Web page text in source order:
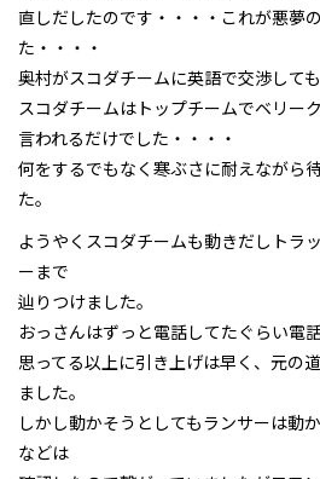
直しだしたのです・・・・これが悪夢
た・・・・
奥村がスコダチームに英語で交渉しても
スコダチームはトップチームでベリー
言われるだけでした・・・・
何をするでもなく寒ぶさに耐えながら
た。
ようやくスコダチームも動きだしトラ
ーまで
辿りつけました。
おっさんはずっと電話してたぐらい電
思ってる以上に引き上げは早く、元の
ました。
しかし動かそうとしてもランサーは動
などは